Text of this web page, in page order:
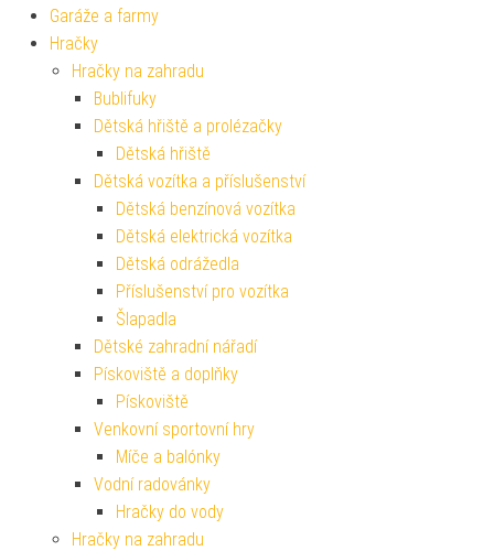
Garáže a farmy
Hračky
Hračky na zahradu
Bublifuky
Dětská hřiště a prolézačky
Dětská hřiště
Dětská vozítka a příslušenství
Dětská benzínová vozítka
Dětská elektrická vozítka
Dětská odrážedla
Příslušenství pro vozítka
Šlapadla
Dětské zahradní nářadí
Pískoviště a doplňky
Pískoviště
Venkovní sportovní hry
Míče a balónky
Vodní radovánky
Hračky do vody
Hračky na zahradu